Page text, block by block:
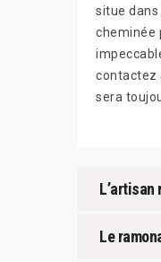
situe
cheminée
contactez
sera
L’artisan
Le